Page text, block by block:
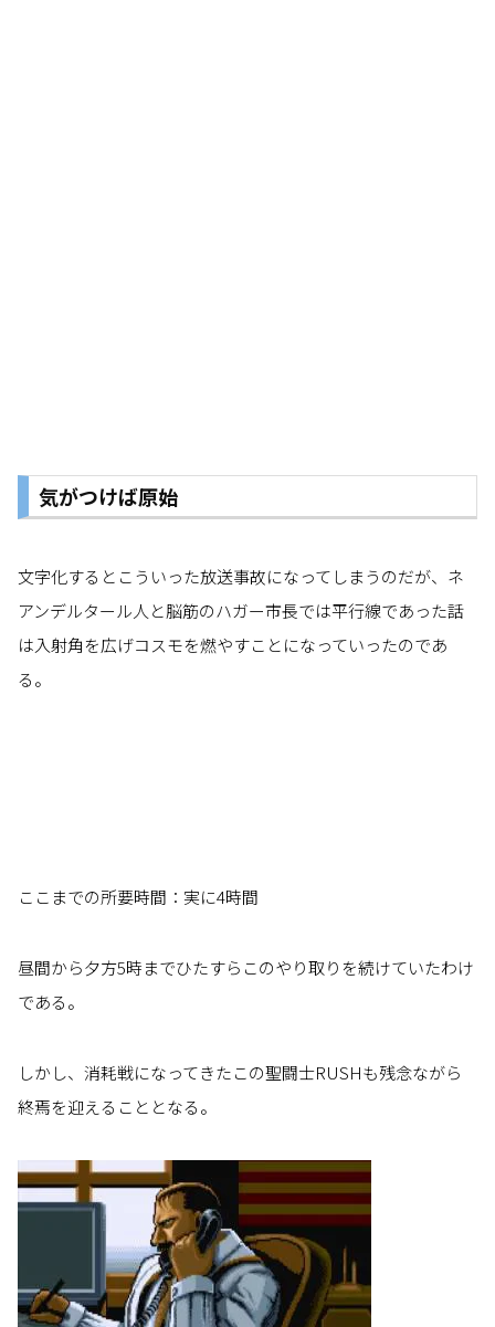
気がつけば原始
文字化するとこういった放送事故になってしまうのだが、ネ
アンデルタール人と脳筋のハガー市長では平行線であった話
は入射角を広げコスモを燃やすことになっていったのであ
る。
ここまでの所要時間：実に4時間
昼間から夕方5時までひたすらこのやり取りを続けていたわけ
である。
しかし、消耗戦になってきたこの聖闘士RUSHも残念ながら
終焉を迎えることとなる。